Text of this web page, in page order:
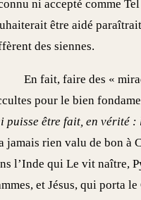
ni accepté comme
être aidé
des siennes.
En fait, faire des «
pour le bien
puisse être fait, en vérité :
jamais rien valu de bon à
l’Inde qui Le vit naître,
et Jésus, qui porta